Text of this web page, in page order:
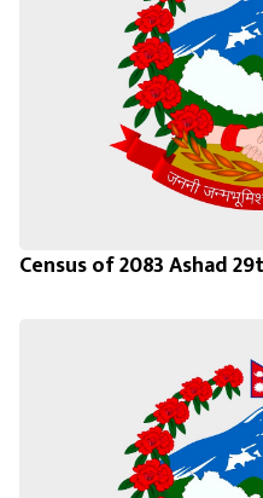
Census of 2083 Ashad